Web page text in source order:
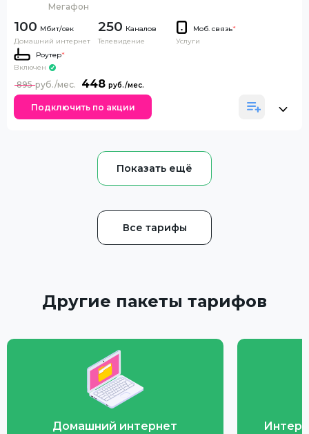
Мегафон
100
Домашний интернет
250 Каналов
Телевидение
Моб. связь*
Услуги
Роутер*
Включен
448
895
Подключить по акции
Все тарифы
Другие пакеты тарифов
Домашний интернет